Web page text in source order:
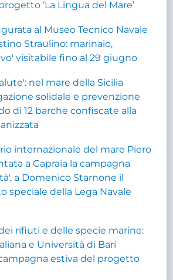
‘La Lingua del Mare’
al Museo Tecnico Navale
Straulino: marinaio,
visitabile fino al 29 giugno
nel mare della Sicilia
solidale e prevenzione
di 12 barche confiscate alla
internazionale del mare Piero
a Capraia la campagna
a Domenico Starnone il
speciale della Lega Navale
rifiuti e delle specie marine:
e Università di Bari
estiva del progetto